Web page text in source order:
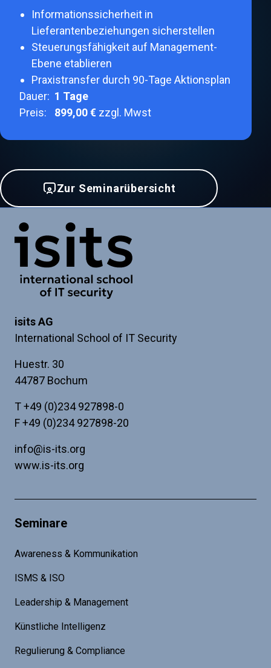
Informationssicherheit in
Lieferantenbeziehungen sicherstellen
Steuerungsfähigkeit auf Management-
Ebene etablieren
Praxistransfer durch 90-Tage Aktionsplan
Dauer: 1 Tage
Preis:
899,00 € zzgl. Mwst
Zur Seminarübersicht
Link zur Startseite
isits AG
International School of IT Security
Huestr. 30
44787 Bochum
T+49 (0)234 927898-0
F +49 (0)234 927898-20
info@is-its.org
www.is-its.org
Seminare
Awareness & Kommunikation
ISMS & ISO
Leadership & Management
Künstliche Intelligenz
Regulierung & Compliance